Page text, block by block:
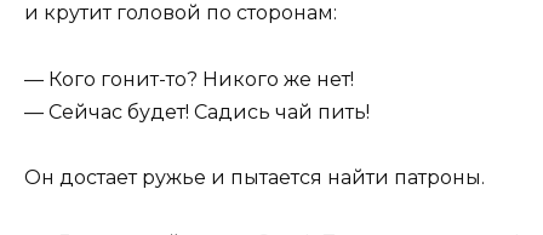
и крутит головой по сторонам:
— Кого гонит-то? Никого же нет!
— Сейчас будет! Садись чай пить!
Он достает ружье и пытается найти патроны.